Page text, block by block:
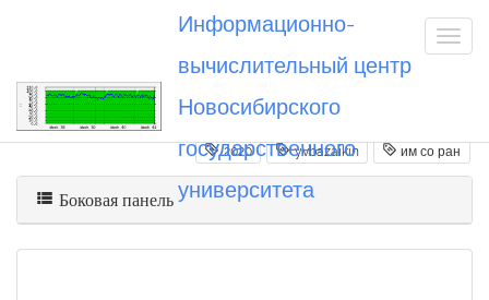
Информационно-
вычислительный центр
Новосибирского
государственного
университета
Вы посетили 20201031_yvbazaikin
2020 yvbazaikin им со ран
Боковая панель